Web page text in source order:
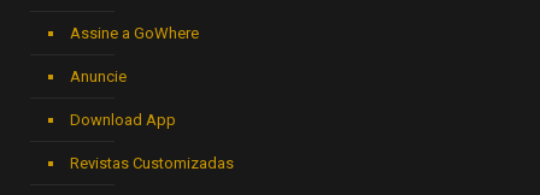
Assine a GoWhere
Anuncie
Download App
Revistas Customizadas